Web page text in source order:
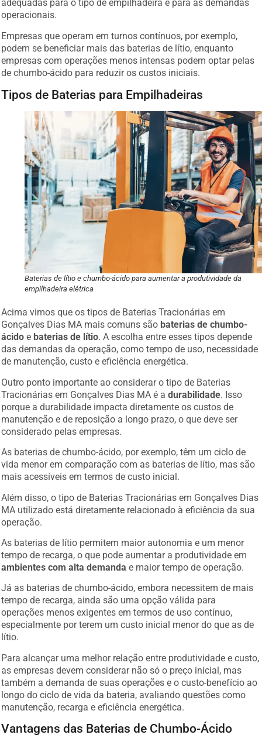
adequadas para o tipo de empilhadeira e para as demandas
operacionais.
Empresas que operam em turnos contínuos, por exemplo,
podem se beneficiar mais das baterias de lítio, enquanto
empresas com operações menos intensas podem optar pelas
de chumbo-ácido para reduzir os custos iniciais.
Tipos de Baterias para Empilhadeiras
Baterias de lítio e chumbo-ácido para aumentar a produtividade da
empilhadeira elétrica
Acima vimos que os tipos de Baterias Tracionárias em
Gonçalves Dias MA mais comuns são baterias de chumbo-
ácido e baterias de lítio. A escolha entre esses tipos depende
das demandas da operação, como tempo de uso, necessidade
de manutenção, custo e eficiência energética.
Outro ponto importante ao considerar o tipo de Baterias
Tracionárias em Gonçalves Dias MA é adurabilidade. Isso
porque a durabilidade impacta diretamente os custos de
manutenção e de reposição a longo prazo, o que deve ser
considerado pelas empresas.
As baterias de chumbo-ácido, por exemplo, têm um ciclo de
vida menor em comparação com as baterias de lítio, mas são
mais acessíveis em termos de custo inicial.
Além disso, o tipo de Baterias Tracionárias em Gonçalves Dias
MA utilizado está diretamente relacionado à eficiência da sua
operação.
As baterias de lítio permitem maior autonomia e um menor
tempo de recarga, o que pode aumentar a produtividade em
ambientes com alta demanda e maior tempo de operação.
Já as baterias de chumbo-ácido, embora necessitem de mais
tempo de recarga, ainda são uma opção válida para
operações menos exigentes em termos de uso contínuo,
especialmente por terem um custo inicial menor do que as de
lítio.
Para alcançar uma melhor relação entre produtividade e custo,
as empresas devem considerar não só o preço inicial, mas
também a demanda de suas operações e o custo-benefício ao
longo do ciclo de vida da bateria, avaliando questões como
manutenção, recarga e eficiência energética.
Vantagens das Baterias de Chumbo-Ácido